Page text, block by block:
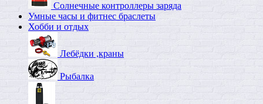
Солнечные контроллеры заряда
Умные часы и фитнес браслеты
Хобби и отдых
Лебёдки ,краны
Рыбалка